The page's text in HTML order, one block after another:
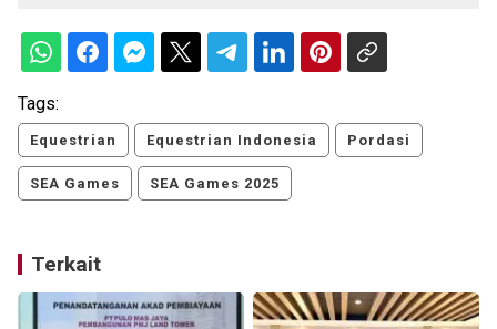
Tags:
Equestrian Equestrian Indonesia Pordasi
SEA Games SEA Games 2025
Terkait